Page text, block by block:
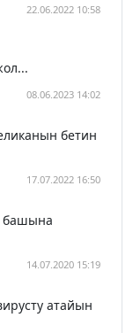
22.06.2022 10:58
08.06.2023 14:02
бетин
17.07.2022 16:50
башына
14.07.2020 15:19
атайын